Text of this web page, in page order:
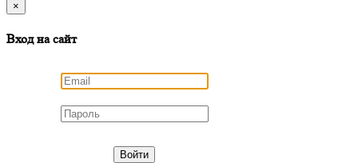
×
Вход на сайт
Войти